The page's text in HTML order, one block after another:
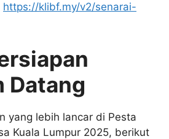
https://klibf.my/v2/senarai-
Datang
yang lebih lancar di Pesta
Kuala Lumpur 2025, berikut